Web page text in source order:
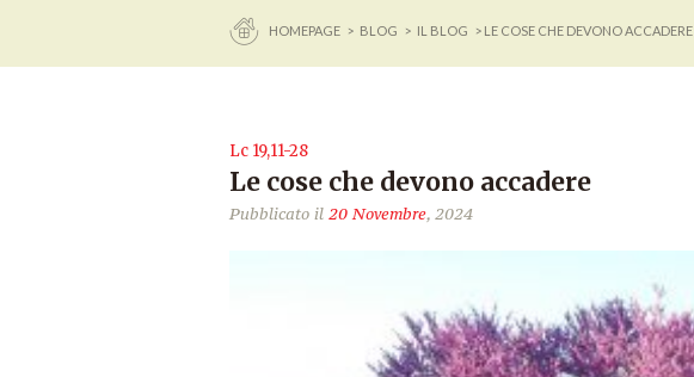
HOMEPAGE > BLOG > IL BLOG > LE COSE CHE DEVONO ACCADERE
Lc 19,11-28
Le cose che devono accadere
Pubblicato il 20 Novembre, 2024